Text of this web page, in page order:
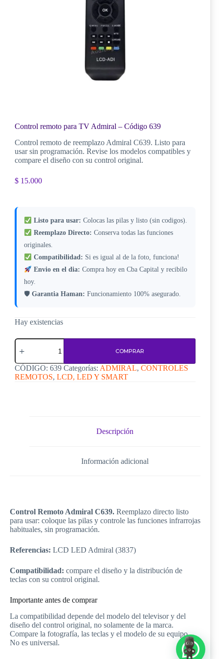
Control remoto para TV Admiral – Código 639
Control remoto de reemplazo Admiral C639. Listo para
usar sin programación. Revise los modelos compatibles y
compare el diseño con su control original.
$ 15.000
Listo para usar: Colocas las pilas y listo (sin codigos).
Reemplazo Directo: Conserva todas las funciones
originales.
Compatibilidad: Si es igual al de la foto, funciona!
Envio en el dia: Compra hoy en Cba Capital y recibilo
hoy.
🛡 Garantia Haman: Funcionamiento 100% asegurado.
Hay existencias
Control
remoto
TV
Admiral
COMPRAR
CÓDIGO: 639 Categorías: ADMIRAL, CONTROLES
REMOTOS, LCD, LED Y SMART
Descripción
Información adicional
Control Remoto Admiral C639. Reemplazo directo listo
para usar: coloque las pilas y controle las funciones infrarrojas
habituales, sin programación.
Referencias: LCD LED Admiral (3837)
Compatibilidad: compare el diseño y la distribución de
teclas con su control original.
Importante antes de comprar
La compatibilidad depende del modelo del televisor y del
diseño del control original, no solamente de la marca.
Compare la fotografía, las teclas y el modelo de su equipo.
No es universal.